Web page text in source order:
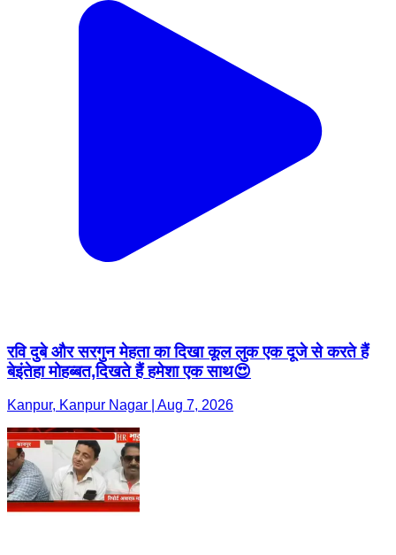
रवि दुबे और सरगुन मेहता का दिखा कूल लुक एक दूजे से करते हैं
बेइंतेहा मोहब्बत,दिखते हैं हमेशा एक साथ😍
Kanpur, Kanpur Nagar | Aug 7, 2026